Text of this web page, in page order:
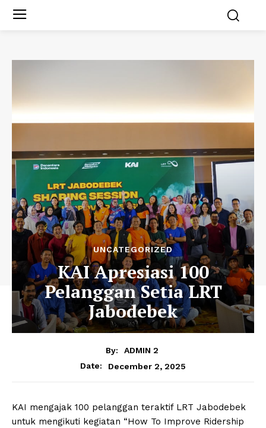
UNCATEGORIZED
KAI Apresiasi 100
Pelanggan Setia LRT
Jabodebek
By:
ADMIN 2
Date:
December 2, 2025
KAI mengajak 100 pelanggan teraktif LRT Jabodebek
untuk mengikuti kegiatan “How To Improve Ridership